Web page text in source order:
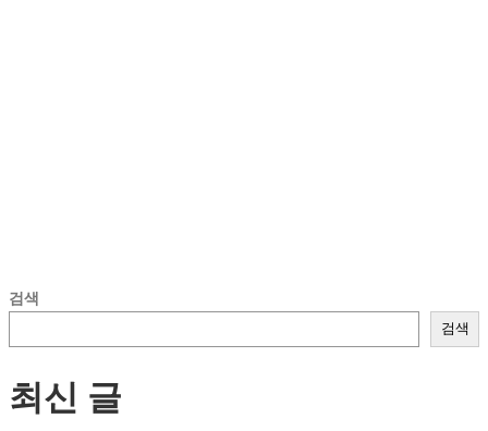
검색
검색
최신 글